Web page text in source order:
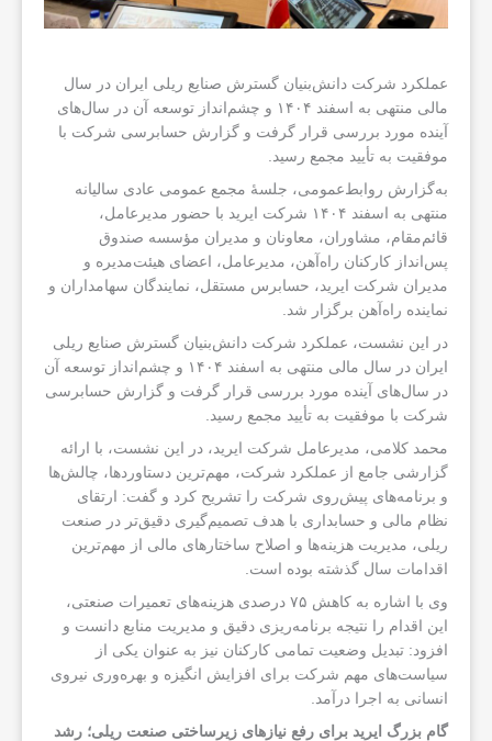
عملکرد شرکت دانش‌بنیان گسترش صنایع ریلی ایران در سال
مالی منتهی به اسفند ۱۴۰۴ و چشم‌انداز توسعه آن در سال‌های
آینده مورد بررسی قرار گرفت و گزارش حسابرسی شرکت با
موفقیت به تأیید مجمع رسید.
به‌گزارش روابط‌عمومی، جلسهٔ مجمع عمومی عادی سالیانه
منتهی به اسفند ۱۴۰۴ شرکت ایرید با حضور مدیرعامل،
قائم‌مقام، مشاوران، معاونان و مدیران مؤسسه صندوق
پس‌انداز کارکنان راه‌آهن، مدیرعامل، اعضای هیئت‌مدیره و
مدیران شرکت ایرید، حسابرس مستقل، نمایندگان سهامداران و
نماینده راه‌آهن برگزار شد.
در این نشست، عملکرد شرکت دانش‌بنیان گسترش صنایع ریلی
ایران در سال مالی منتهی به اسفند ۱۴۰۴ و چشم‌انداز توسعه آن
در سال‌های آینده مورد بررسی قرار گرفت و گزارش حسابرسی
شرکت با موفقیت به تأیید مجمع رسید.
محمد کلامی، مدیرعامل شرکت ایرید، در این نشست، با ارائه
گزارشی جامع از عملکرد شرکت، مهم‌ترین دستاوردها، چالش‌ها
و برنامه‌های پیش‌روی شرکت را تشریح کرد و گفت: ارتقای
نظام مالی و حسابداری با هدف تصمیم‌گیری دقیق‌تر در صنعت
ریلی، مدیریت هزینه‌ها و اصلاح ساختارهای مالی از مهم‌ترین
اقدامات سال گذشته بوده است.
وی با اشاره به کاهش ۷۵ درصدی هزینه‌های تعمیرات صنعتی،
این اقدام را نتیجه برنامه‌ریزی دقیق و مدیریت منابع دانست و
افزود: تبدیل وضعیت تمامی کارکنان نیز به عنوان یکی از
سیاست‌های مهم شرکت برای افزایش انگیزه و بهره‌وری نیروی
انسانی به اجرا درآمد.
گام بزرگ ایرید برای رفع نیازهای زیرساختی صنعت ریلی؛ رشد